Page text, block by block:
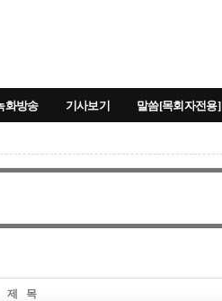
화방송 기사보기 말씀[목회자전용]
제 목